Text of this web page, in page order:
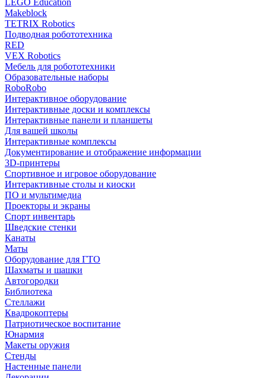
LEGO Education
Makeblock
TETRIX Robotics
Подводная робототехника
RED
VEX Robotics
Мебель для робототехники
Образовательные наборы
RoboRobo
Интерактивное оборудование
Интерактивные доски и комплексы
Интерактивные панели и планшеты
Для вашей школы
Интерактивные комплексы
Документирование и отображение информации
3D-принтеры
Спортивное и игровое оборудование
Интерактивные столы и киоски
ПО и мультимедиа
Проекторы и экраны
Спорт инвентарь
Шведские стенки
Канаты
Маты
Оборудование для ГТО
Шахматы и шашки
Автогородки
Библиотека
Стеллажи
Квадрокоптеры
Патриотическое воспитание
Юнармия
Макеты оружия
Стенды
Настенные панели